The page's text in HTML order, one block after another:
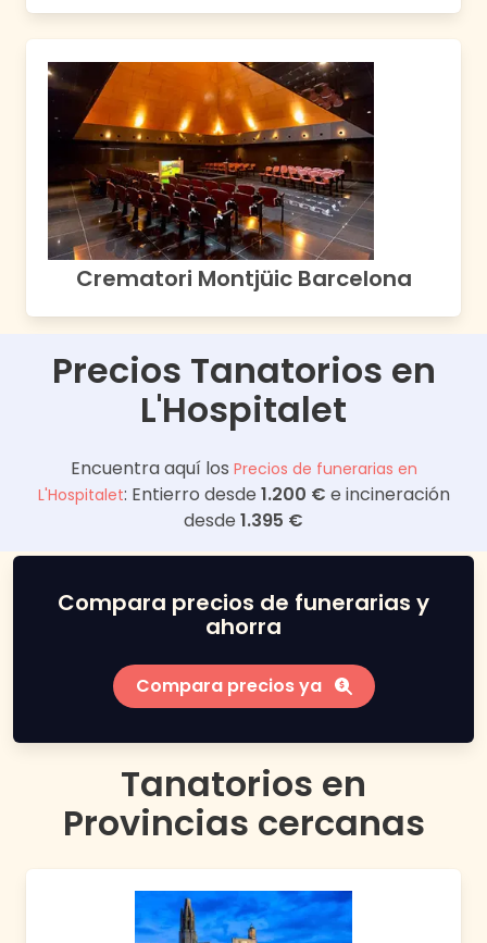
Crematori Montjüic Barcelona
Precios Tanatorios en
L'Hospitalet
Encuentra aquí los Precios de funerarias en
L'Hospitalet: Entierro desde 1.200 € e incineración
desde 1.395 €
Compara precios de funerarias y
ahorra
Compara precios ya
Tanatorios en
Provincias cercanas